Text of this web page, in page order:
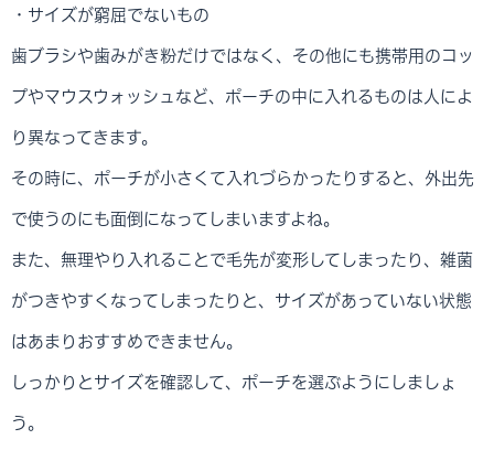
・サイズが窮屈でないもの
歯ブラシや歯みがき粉だけではなく、その他にも携帯用のコッ
プやマウスウォッシュなど、ポーチの中に入れるものは人によ
り異なってきます。
その時に、ポーチが小さくて入れづらかったりすると、外出先
で使うのにも面倒になってしまいますよね。
また、無理やり入れることで毛先が変形してしまったり、雑菌
がつきやすくなってしまったりと、サイズがあっていない状態
はあまりおすすめできません。
しっかりとサイズを確認して、ポーチを選ぶようにしましょ
う。